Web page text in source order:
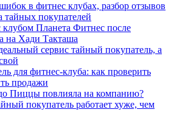
в фитнес клубах, разбор отзывов
тайных покупателей
клубом Планета Фитнес после
на Хади Такташа
сервис тайный покупатель, а
для фитнес-клуба: как проверить
продажи
Пиццы повлияла на компанию?
покупатель работает хуже, чем